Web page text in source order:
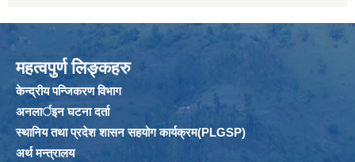
महत्वपुर्ण लिङ्कहरु
केन्द्रीय पन्जिकरण विभाग
अनलार्इन घटना दर्ता
स्थानिय तथा प्रदेश शासन सहयोग कार्यक्रम(PLGSP)
अर्थ मन्त्रालय